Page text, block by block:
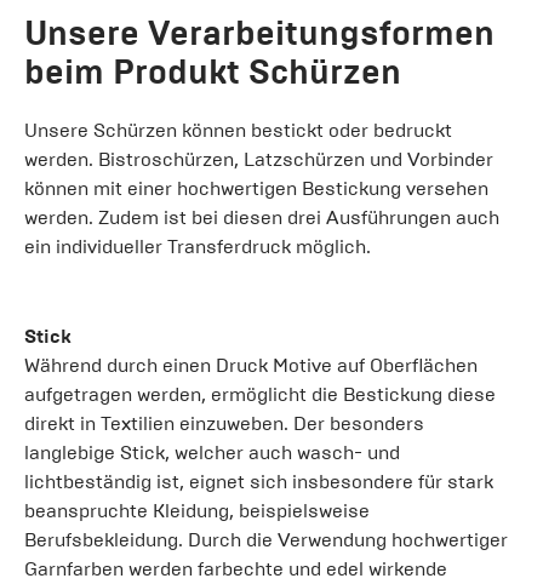
Unsere Verarbeitungsformen
beim Produkt Schürzen
Unsere Schürzen können bestickt oder bedruckt
werden. Bistroschürzen, Latzschürzen und Vorbinder
können mit einer hochwertigen Bestickung versehen
werden. Zudem ist bei diesen drei Ausführungen auch
ein individueller Transferdruck möglich.
Stick
Während durch einen Druck Motive auf Oberflächen
aufgetragen werden, ermöglicht die Bestickung diese
direkt in Textilien einzuweben. Der besonders
langlebige Stick, welcher auch wasch- und
lichtbeständig ist, eignet sich insbesondere für stark
beanspruchte Kleidung, beispielsweise
Berufsbekleidung. Durch die Verwendung hochwertiger
Garnfarben werden farbechte und edel wirkende